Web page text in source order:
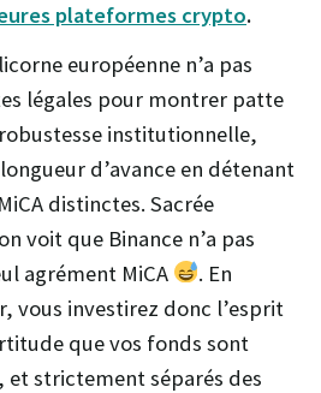
plateformes crypto.
européenne n’a pas
légales pour montrer patte
institutionnelle,
d’avance en détenant
distinctes. Sacrée
voit que Binance n’a pas
agrément MiCA
. En
vous investirez donc l’esprit
que vos fonds sont
et strictement séparés des